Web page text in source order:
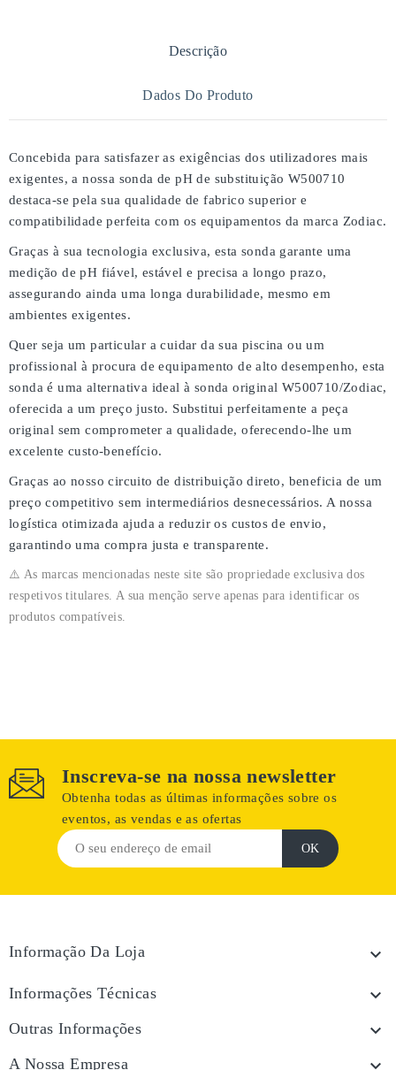
Descrição
Dados Do Produto
Concebida para satisfazer as exigências dos utilizadores mais
exigentes, a nossa sonda de pH de substituição W500710
destaca-se pela suaqualidade de fabrico superior e
compatibilidade perfeita com os equipamentos da marca Zodiac.
Graças à sua tecnologia exclusiva, esta sonda garante uma
medição de pH fiável, estável e precisa a longo prazo,
assegurando ainda uma longa durabilidade, mesmo em
ambientes exigentes.
Quer seja um particular a cuidar da sua piscina ou um
profissional à procura de equipamento de alto desempenho, esta
sonda é uma alternativa ideal à sonda original W500710/Zodiac,
oferecida a umpreço justo. Substitui perfeitamente a peça
original sem comprometer a qualidade, oferecendo-lhe um
excelente custo-benefício.
Graças ao nossocircuito de distribuição direto, beneficia de um
preço competitivo sem intermediários desnecessários. A nossa
logística otimizada ajuda a reduzir os custos de envio,
garantindo umacompra justa e transparente.
⚠️ As marcas mencionadas neste site são propriedade exclusiva dos
respetivos titulares. A sua menção serve apenas para identificar os
produtos compatíveis.
Inscreva-se na nossa newsletter
Obtenha todas as últimas informações sobre os
eventos, as vendas e as ofertas
Informação Da Loja 
Informações Técnicas 
Outras Informações 
A Nossa Empresa